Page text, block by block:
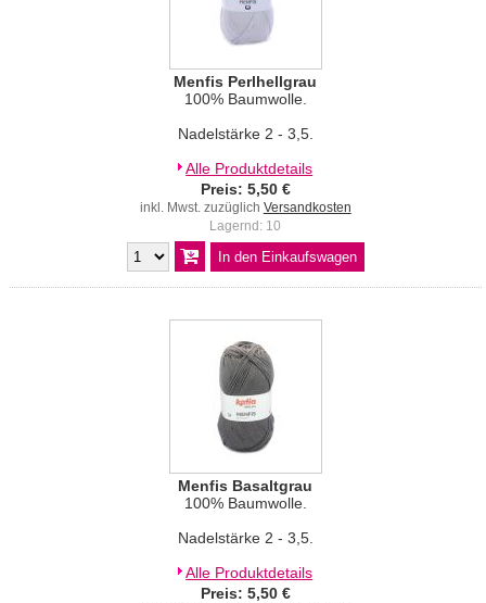
Menfis Perlhellgrau
100% Baumwolle.
Nadelstärke 2 - 3,5.
Alle Produktdetails
Preis: 5,50 €
inkl. Mwst. zuzüglich Versandkosten
Lagernd: 10
Menfis Basaltgrau
100% Baumwolle.
Nadelstärke 2 - 3,5.
Alle Produktdetails
Preis: 5,50 €